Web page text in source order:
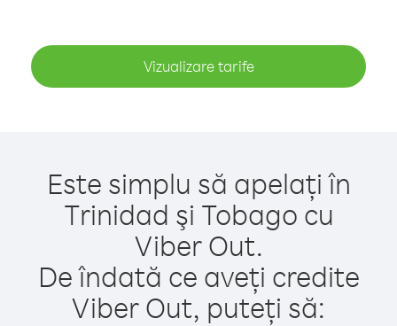
Vizualizare tarife
Este simplu să apelați în
Trinidad şi Tobago cu
Viber Out.
De îndată ce aveți credite
Viber Out, puteți să: